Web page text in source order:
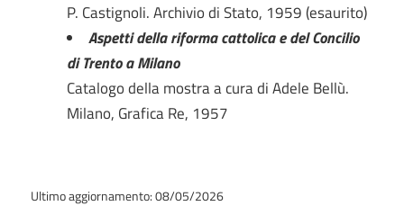
P. Castignoli. Archivio di Stato, 1959 (esaurito)
Aspetti della riforma cattolica e del Concilio
di Trento a Milano
Catalogo della mostra a cura di Adele Bellù.
Milano, Grafica Re, 1957
Ultimo aggiornamento: 08/05/2026